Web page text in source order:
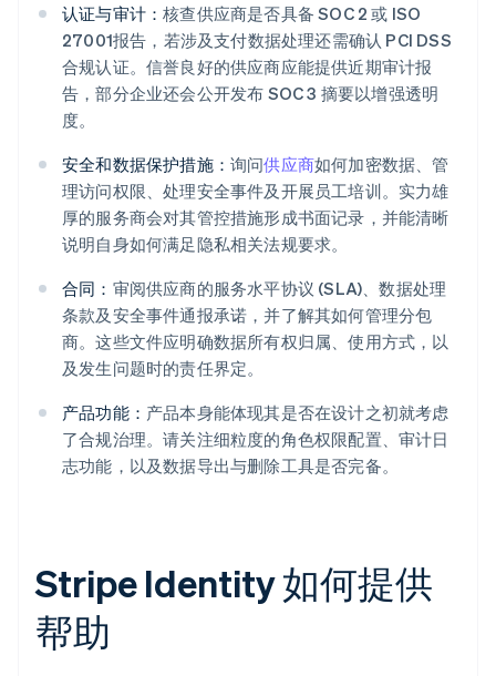
认证与审计：核查供应商是否具备 SOC 2 或 ISO
27001报告，若涉及支付数据处理还需确认 PCI DSS
合规认证。信誉良好的供应商应能提供近期审计报
告，部分企业还会公开发布 SOC 3 摘要以增强透明
度。
安全和数据保护措施： 询问供应商如何加密数据、管
理访问权限、处理安全事件及开展员工培训。实力雄
厚的服务商会对其管控措施形成书面记录，并能清晰
说明自身如何满足隐私相关法规要求。
合同： 审阅供应商的服务水平协议 (SLA)、数据处理
条款及安全事件通报承诺，并了解其如何管理分包
商。这些文件应明确数据所有权归属、使用方式，以
及发生问题时的责任界定。
产品功能： 产品本身能体现其是否在设计之初就考虑
了合规治理。请关注细粒度的角色权限配置、审计日
志功能，以及数据导出与删除工具是否完备。
Stripe Identity 如何提供
帮助